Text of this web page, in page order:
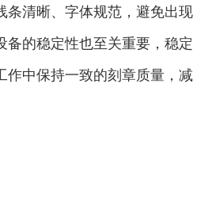
条清晰、字体规范，避免出现
备的稳定性也至关重要，稳定
作中保持一致的刻章质量，减